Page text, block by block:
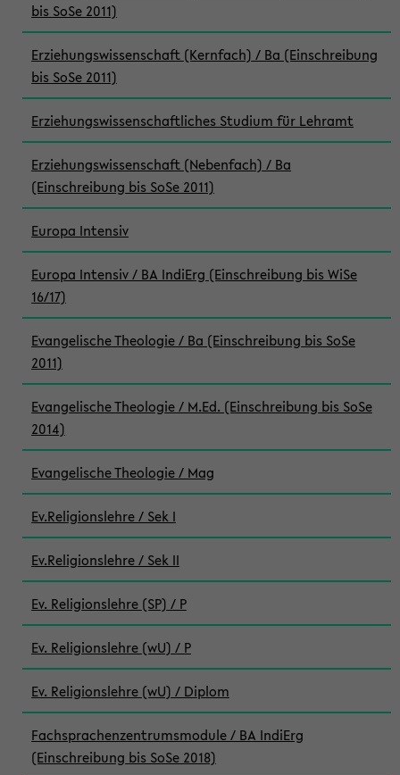
bis SoSe 2011)
Erziehungswissenschaft (Kernfach) / Ba (Einschreibung
bis SoSe 2011)
Erziehungswissenschaftliches Studium für Lehramt
Erziehungswissenschaft (Nebenfach) / Ba
(Einschreibung bis SoSe 2011)
Europa Intensiv
Europa Intensiv / BA IndiErg (Einschreibung bis WiSe
16/17)
Evangelische Theologie / Ba (Einschreibung bis SoSe
2011)
Evangelische Theologie / M.Ed. (Einschreibung bis SoSe
2014)
Evangelische Theologie / Mag
Ev.Religionslehre / Sek I
Ev.Religionslehre / Sek II
Ev. Religionslehre (SP) / P
Ev. Religionslehre (wU) / P
Ev. Religionslehre (wU) / Diplom
Fachsprachenzentrumsmodule / BA IndiErg
(Einschreibung bis SoSe 2018)